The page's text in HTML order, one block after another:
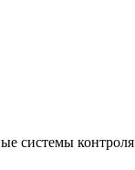
контроля и